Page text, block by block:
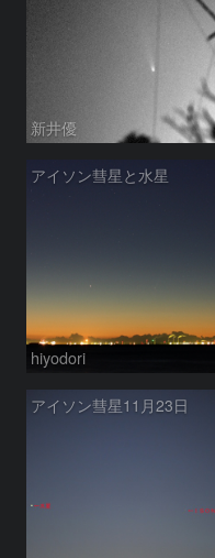
新井優
アイソン彗星と水星
hiyodori
アイソン彗星11月23日